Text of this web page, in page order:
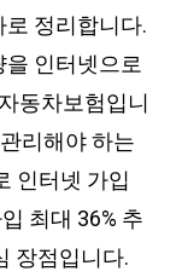
로 정리합니다.
인터넷으로
동차보험입니
리해야 하는
인터넷 가입
최대 36% 추
장점입니다.